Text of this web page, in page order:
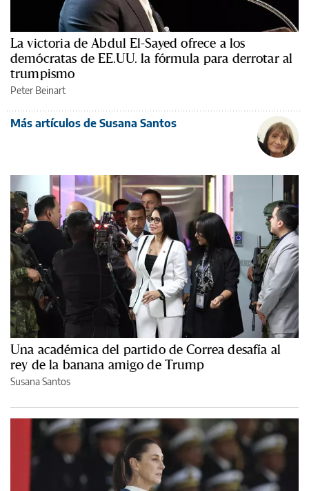
La victoria de Abdul El-Sayed ofrece a los
demócratas de EE.UU. la fórmula para derrotar al
trumpismo
Peter Beinart
Más artículos de Susana Santos
Una académica del partido de Correa desafía al
rey de la banana amigo de Trump
Susana Santos